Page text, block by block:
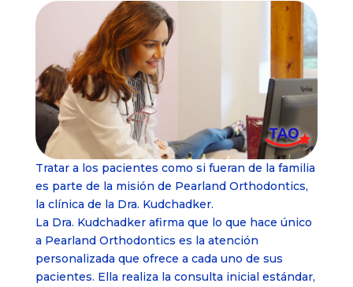
Tratar a los pacientes como si fueran de la familia
es parte de la misión de Pearland Orthodontics,
la clínica de la Dra. Kudchadker.
La Dra. Kudchadker afirma que lo que hace único
a Pearland Orthodontics es la atención
personalizada que ofrece a cada uno de sus
pacientes. Ella realiza la consulta inicial estándar,